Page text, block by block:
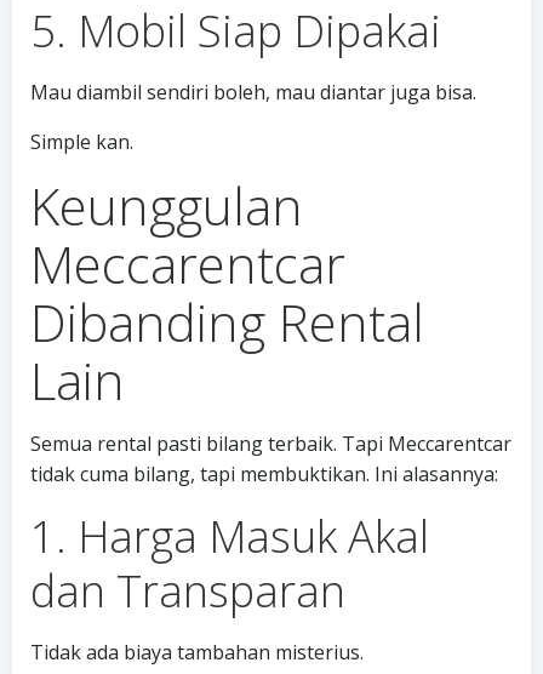
5. Mobil Siap Dipakai
Mau diambil sendiri boleh, mau diantar juga bisa.
Simple kan.
Keunggulan
Meccarentcar
Dibanding Rental
Lain
Semua rental pasti bilang terbaik. Tapi Meccarentcar
tidak cuma bilang, tapi membuktikan. Ini alasannya:
1. Harga Masuk Akal
dan Transparan
Tidak ada biaya tambahan misterius.